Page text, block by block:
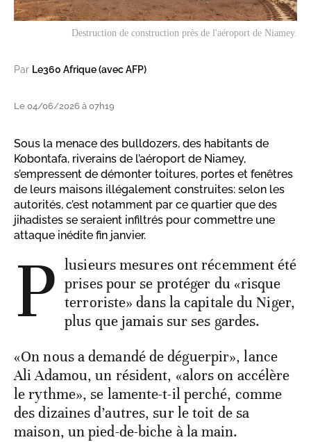
Destruction de construction près de l'aéroport de Niamey.
Par Le360 Afrique (avec AFP)
Le 04/06/2026 à 07h19
Sous la menace des bulldozers, des habitants de
Kobontafa, riverains de l’aéroport de Niamey,
s’empressent de démonter toitures, portes et fenêtres
de leurs maisons illégalement construites: selon les
autorités, c’est notamment par ce quartier que des
jihadistes se seraient infiltrés pour commettre une
attaque inédite fin janvier.
P lusieurs mesures ont récemment été
prises pour se protéger du «risque
terroriste» dans la capitale du Niger,
plus que jamais sur ses gardes.
«On nous a demandé de déguerpir», lance
Ali Adamou, un résident, «alors on accélère
le rythme», se lamente-t-il perché, comme
des dizaines d’autres, sur le toit de sa
maison, un pied-de-biche à la main.